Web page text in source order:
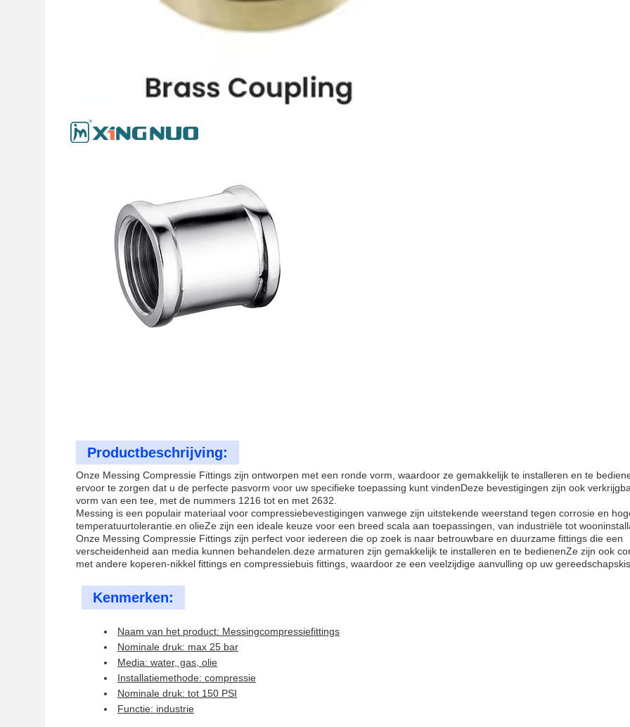
Productbeschrijving:
Onze Messing Compressie Fittings zijn ontworpen met een ronde vorm, waardoor ze gemakkelijk te installeren en te
ervoor te zorgen dat u de perfecte pasvorm voor uw specifieke toepassing kunt vindenDeze bevestigingen zijn ook
vorm van een tee, met de nummers 1216 tot en met 2632.
Messing is een populair materiaal voor compressiebevestigingen vanwege zijn uitstekende weerstand tegen corrosie en
temperatuurtolerantie.en olieZe zijn een ideale keuze voor een breed scala aan toepassingen, van industriële tot
Onze Messing Compressie Fittings zijn perfect voor iedereen die op zoek is naar betrouwbare en duurzame fittings die een
verscheidenheid aan media kunnen behandelen.deze armaturen zijn gemakkelijk te installeren en te bedienenZe zijn ook
met andere koperen-nikkel fittings en compressiebuis fittings, waardoor ze een veelzijdige aanvulling op uw
Kenmerken:
Naam van het product: Messingcompressiefittings
Nominale druk: max 25 bar
Media: water, gas, olie
Installatiemethode: compressie
Nominale druk: tot 150 PSI
Functie: industrie